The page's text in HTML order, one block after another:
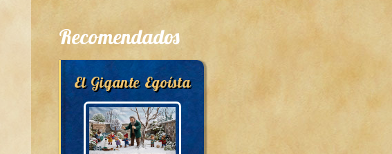
Recomendados
El Gigante Egoísta